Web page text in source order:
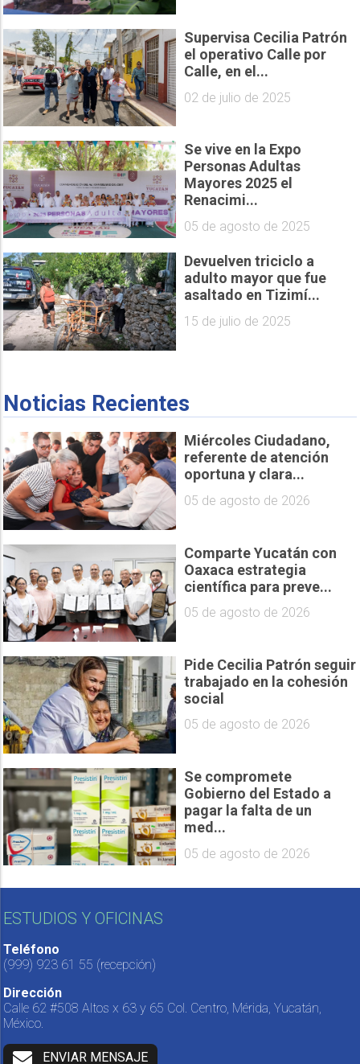
Supervisa Cecilia Patrón
el operativo Calle por
Calle, en el...
02 de julio de 2025
Se vive en la Expo
Personas Adultas
Mayores 2025 el
Renacimi...
05 de agosto de 2025
Devuelven triciclo a
adulto mayor que fue
asaltado en Tizimí...
15 de julio de 2025
Noticias Recientes
Miércoles Ciudadano,
referente de atención
oportuna y clara...
05 de agosto de 2026
Comparte Yucatán con
Oaxaca estrategia
científica para preve...
05 de agosto de 2026
Pide Cecilia Patrón seguir
trabajado en la cohesión
social
05 de agosto de 2026
Se compromete
Gobierno del Estado a
pagar la falta de un
med...
05 de agosto de 2026
ESTUDIOS Y OFICINAS
Teléfono
(999) 923 61 55 (recepción)
Dirección
Calle 62 #508 Altos x 63 y 65 Col. Centro, Mérida, Yucatán,
México.
ENVIAR MENSAJE